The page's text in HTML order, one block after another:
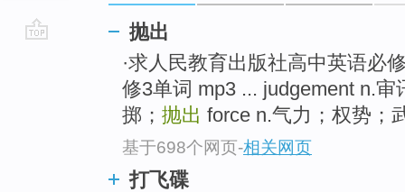
抛出
·求人民教育出版社高中英语必
修3单词 mp3 ... judgement n.
掷； 抛出 force n.气力；权势；
基于698个网页-相关网页
打飞碟